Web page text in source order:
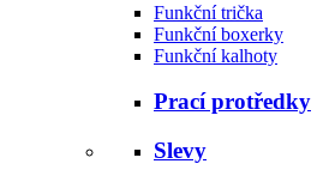
Funkční trička
Funkční boxerky
Funkční kalhoty
Prací protředky
Slevy